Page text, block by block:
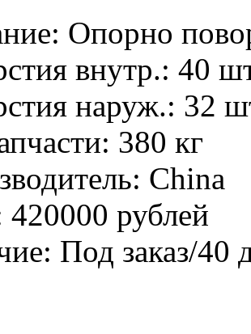
Опорно
внутр.: 40
наруж.: 32
380 кг
China
420000 рублей
Под заказ/40